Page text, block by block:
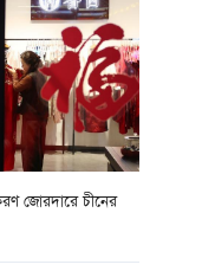
জোরদারে চীনের